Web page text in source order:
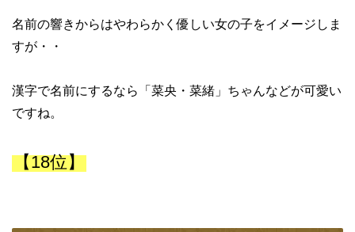
名前の響きからはやわらかく優しい女の子をイメージしま
すが・・
漢字で名前にするなら「菜央・菜緒」ちゃんなどが可愛い
ですね。
【18位】